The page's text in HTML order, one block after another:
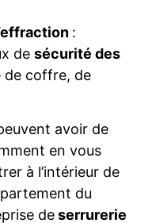
:
de sécurité des
de coffre, de
avoir de
en vous
à l’intérieur de
du
deserrurerie